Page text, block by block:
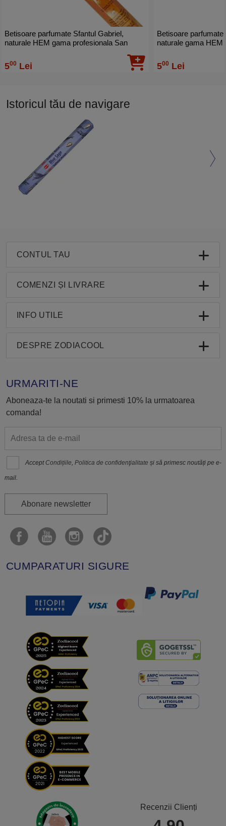
Betisoare parfumate Sfantul Gabriel,
naturale HEM gama profesionala San
500 Lei
Betisoare parfumate
naturale gama HEM profesionala San
500 Lei
Istoricul tău de navigare
CONTUL TAU
COMENZI ȘI LIVRARE
INFO UTILE
DESPRE ZODIACOOL
URMARITI-NE
Aboneaza-te la noutati si primesti 10% la urmatoarea
comanda!
Accept Condițiile,Politica de confidenţialitate și să primesc noutăți pe e-
mail.
Abonare newsletter
CUMPARATURI SIGURE
Recenzii Clienți